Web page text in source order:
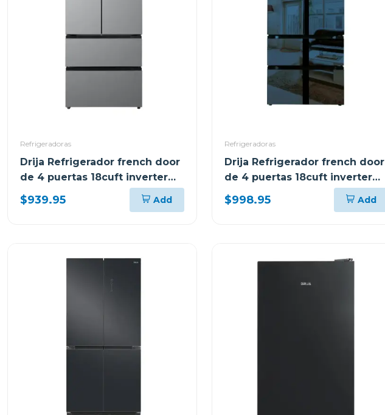
Refrigeradoras
Drija Refrigerador french door
de 4 puertas 18cuft inverter
color acero
$939.95 Add
Refrigeradoras
Drija Refrigerador french door
de 4 puertas 18cuft inverter
diseño espejo azul
$998.95 Add